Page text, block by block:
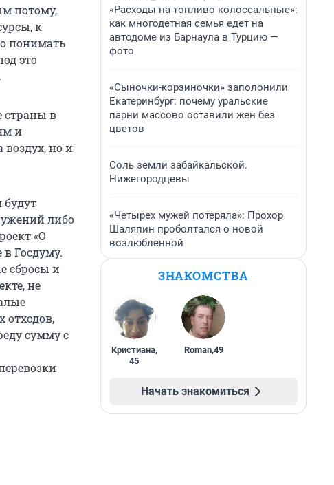
потому,
к
понимать
это
страны в
и
воздух, но и
либо
«О
Госдуму.
сбросы и
не
сумму с
«Расходы на топливо колоссальные»:
как многодетная семья едет на
автодоме из Барнаула в Турцию —
фото
«Сыночки-корзиночки» заполонили
Екатеринбург: почему уральские
парни массово оставили жен без
цветов
Соль земли забайкальской.
Нижегородцевы
«Четырех мужей потеряла»: Прохор
Шаляпин проболтался о новой
возлюбленной
ЗНАКОМСТВА
Кристиана,
45
Roman,49
Начать знакомиться